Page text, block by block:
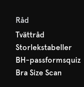
Råd
Tvättråd
Storlekstabeller
BH-passformsquiz
Bra Size Scan